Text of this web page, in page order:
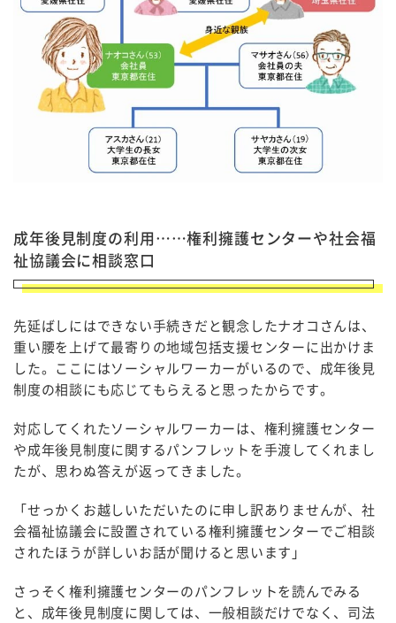
成年後見制度の利用……権利擁護センターや社会福
祉協議会に相談窓口
先延ばしにはできない手続きだと観念したナオコさんは、
重い腰を上げて最寄りの地域包括支援センターに出かけま
した。ここにはソーシャルワーカーがいるので、成年後見
制度の相談にも応じてもらえると思ったからです。
対応してくれたソーシャルワーカーは、権利擁護センター
や成年後見制度に関するパンフレットを手渡してくれまし
たが、思わぬ答えが返ってきました。
「せっかくお越しいただいたのに申し訳ありませんが、社
会福祉協議会に設置されている権利擁護センターでご相談
されたほうが詳しいお話が聞けると思います」
さっそく権利擁護センターのパンフレットを読んでみる
と、成年後見制度に関しては、一般相談だけでなく、司法